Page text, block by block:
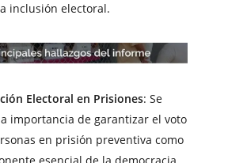
inclusión electoral.
Electoral en Prisiones: Se
importancia de garantizar el voto
en prisión preventiva como